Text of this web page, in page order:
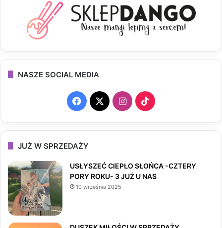
NASZE SOCIAL MEDIA
F
a
b
X
I
n
a
T
i
T
o
JUŻ W SPRZEDAŻY
USŁYSZEĆ CIEPŁO SŁOŃCA -CZTERY
PORY ROKU- 3 JUŻ U NAS
10 września 2025